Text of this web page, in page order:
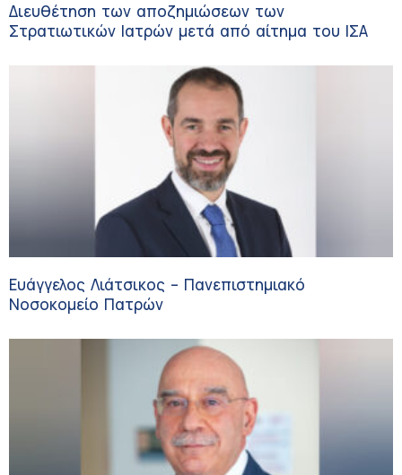
Διευθέτηση των αποζημιώσεων των
Στρατιωτικών Ιατρών μετά από αίτημα του ΙΣΑ
Ευάγγελος Λιάτσικος – Πανεπιστημιακό
Νοσοκομείο Πατρών